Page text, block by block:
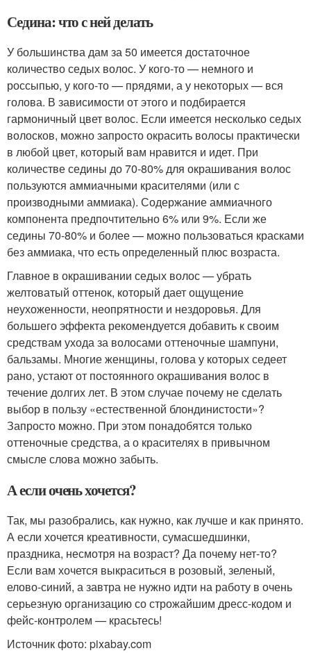
Седина: что с ней делать
У большинства дам за 50 имеется достаточное
количество седых волос. У кого-то — немного и
россыпью, у кого-то — прядями, а у некоторых — вся
голова. В зависимости от этого и подбирается
гармоничный цвет волос. Если имеется несколько седых
волосков, можно запросто окрасить волосы практически
в любой цвет, который вам нравится и идет. При
количестве седины до 70-80% для окрашивания волос
пользуются аммиачными красителями (или с
производными аммиака). Содержание аммиачного
компонента предпочтительно 6% или 9%. Если же
седины 70-80% и более — можно пользоваться красками
без аммиака, что есть определенный плюс возраста.
Главное в окрашивании седых волос — убрать
желтоватый оттенок, который дает ощущение
неухоженности, неопрятности и нездоровья. Для
большего эффекта рекомендуется добавить к своим
средствам ухода за волосами оттеночные шампуни,
бальзамы. Многие женщины, голова у которых седеет
рано, устают от постоянного окрашивания волос в
течение долгих лет. В этом случае почему не сделать
выбор в пользу «естественной блондинистости»?
Запросто можно. При этом понадобятся только
оттеночные средства, а о красителях в привычном
смысле слова можно забыть.
А если очень хочется?
Так, мы разобрались, как нужно, как лучше и как принято.
А если хочется креативности, сумасшедшинки,
праздника, несмотря на возраст? Да почему нет-то?
Если вам хочется выкраситься в розовый, зеленый,
елово-синий, а завтра не нужно идти на работу в очень
серьезную организацию со строжайшим дресс-кодом и
фейс-контролем — красьтесь!
Источник фото: pixabay.com